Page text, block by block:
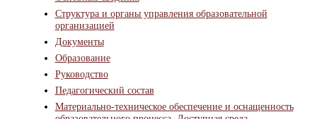
Структура и органы управления образовательной
организацией
Документы
Образование
Руководство
Педагогический состав
Материально-техническое обеспечение и оснащенность